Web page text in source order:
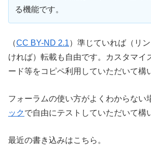
る機能です。
（CC BY-ND 2.1）準じていれば（リ
ければ）転載も自由です。カスタマイ
ード等をコピペ利用していただいて構
フォーラムの使い方がよくわからない
ックで自由にテストしていただいて構
最近の書き込みはこちら。